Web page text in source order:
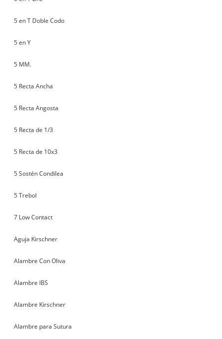
5 en T Doble Codo
5 en Y
5 MM.
5 Recta Ancha
5 Recta Angosta
5 Recta de 1/3
5 Recta de 10x3
5 Sostén Condilea
5 Trebol
7 Low Contact
Aguja Kirschner
Alambre Con Oliva
Alambre IBS
Alambre Kirschner
Alambre para Sutura